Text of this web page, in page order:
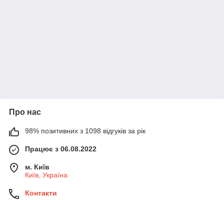
Про нас
98% позитивних з 1098 відгуків за рік
Працює з 06.08.2022
м. Київ
Київ, Україна
Контакти